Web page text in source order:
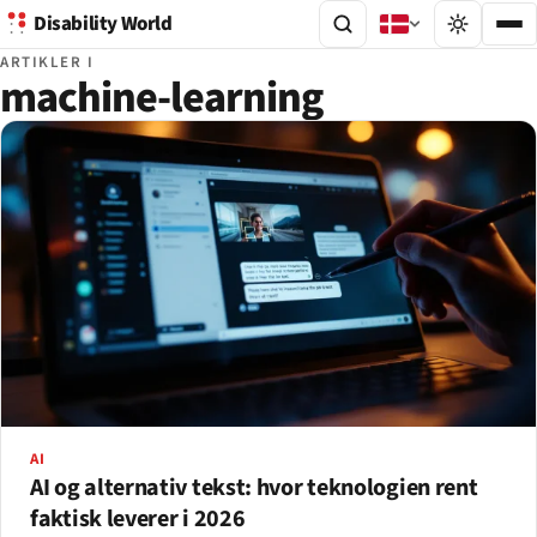
Disability World
ARTIKLER I
machine-learning
AI
AI og alternativ tekst: hvor teknologien rent
faktisk leverer i 2026